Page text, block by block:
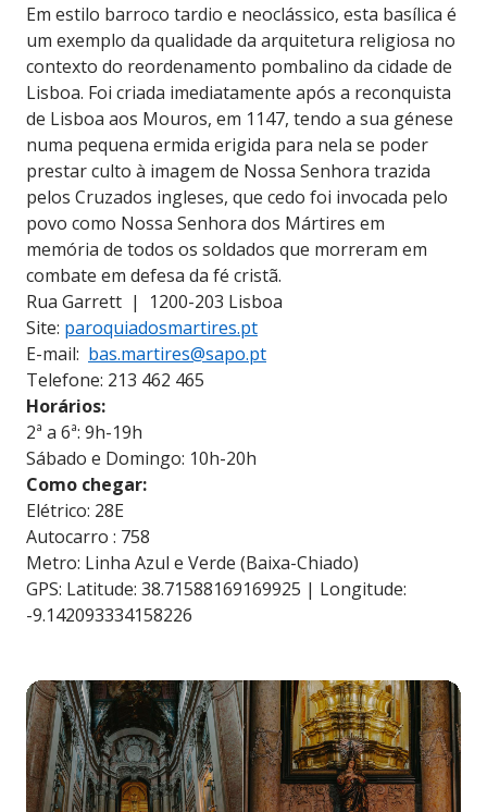
Em estilo barroco tardio e neoclássico, esta basílica é
um exemplo da qualidade da arquitetura religiosa no
contexto do reordenamento pombalino da cidade de
Lisboa. Foi criada imediatamente após a reconquista
de Lisboa aos Mouros, em 1147, tendo a sua génese
numa pequena ermida erigida para nela se poder
prestar culto à imagem de Nossa Senhora trazida
pelos Cruzados ingleses, que cedo foi invocada pelo
povo como Nossa Senhora dos Mártires em
memória de todos os soldados que morreram em
combate em defesa da fé cristã.
Rua Garrett | 1200-203 Lisboa
Site: paroquiadosmartires.pt
E-mail: bas.martires@sapo.pt
Telefone: 213 462 465
Horários:
2ª a 6ª: 9h-19h
Sábado e Domingo: 10h-20h
Como chegar:
Elétrico: 28E
Autocarro : 758
Metro: Linha Azul e Verde (Baixa-Chiado)
GPS: Latitude: 38.71588169169925 | Longitude:
-9.142093334158226